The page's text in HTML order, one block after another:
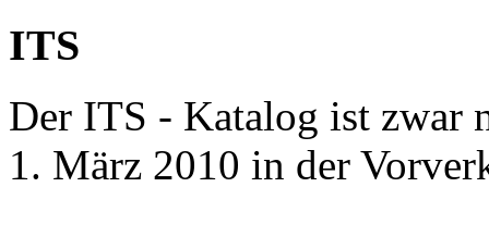
ITS
Der ITS - Katalog ist zwar
1. März 2010 in der